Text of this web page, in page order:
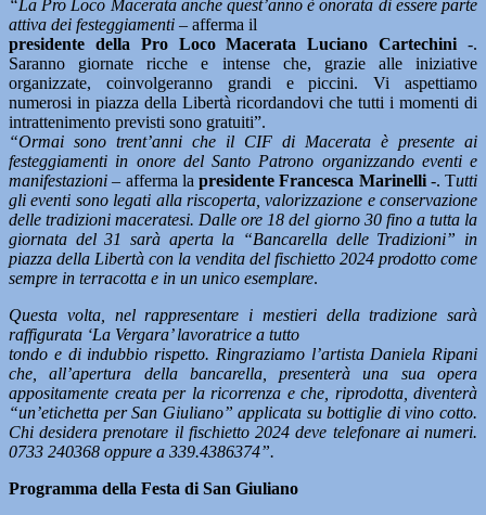
“La Pro Loco Macerata anche quest’anno è onorata di essere parte
attiva dei festeggiamenti – afferma il
presidente della Pro Loco Macerata Luciano Cartechini -.
Saranno giornate ricche e intense che, grazie alle iniziative
organizzate, coinvolgeranno grandi e piccini. Vi aspettiamo
numerosi in piazza della Libertà ricordandovi che tutti i momenti di
intrattenimento previsti sono gratuiti”.
“Ormai sono trent’anni che il CIF di Macerata è presente ai
festeggiamenti in onore del Santo Patrono organizzando eventi e
manifestazioni – afferma la presidente Francesca Marinelli-. Tutti
gli eventi sono legati alla riscoperta, valorizzazione e conservazione
delle tradizioni maceratesi. Dalle ore 18 del giorno 30 fino a tutta la
giornata del 31 sarà aperta la “Bancarella delle Tradizioni” in
piazza della Libertà con la vendita del fischietto 2024 prodotto come
sempre in terracotta e in un unico esemplare.
Questa volta, nel rappresentare i mestieri della tradizione sarà
raffigurata ‘La Vergara’ lavoratrice a tutto
tondo e di indubbio rispetto. Ringraziamo l’artista Daniela Ripani
che, all’apertura della bancarella, presenterà una sua opera
appositamente creata per la ricorrenza e che, riprodotta, diventerà
“un’etichetta per San Giuliano” applicata su bottiglie di vino cotto.
Chi desidera prenotare il fischietto 2024 deve telefonare ai numeri.
0733 240368 oppure a 339.4386374”.
Programma della Festa di San Giuliano